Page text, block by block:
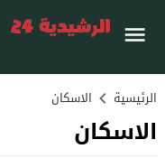
الرئيسية الاسكان
الاسكان